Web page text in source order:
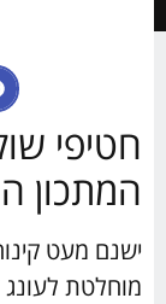
חטיפי
המתכון
ישנם מעט
מוחלטת לעונג